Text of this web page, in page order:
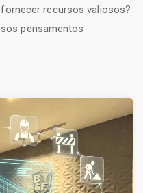
recursos valiosos?
pensamentos